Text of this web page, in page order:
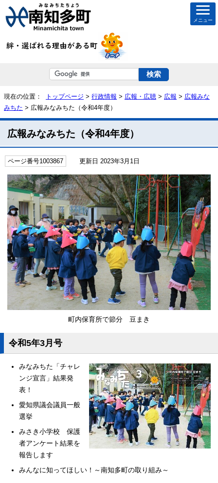
メニュー
現在の位置： トップページ > 行政情報 > 広報・広聴 > 広報 > 広報みな
みちた > 広報みなみちた（令和4年度）
広報みなみちた（令和4年度）
ページ番号1003867 更新日 2023年3月1日
町内保育所で節分 豆まき
令和5年3月号
みなみちた「チャレ
ンジ宣言」結果発
表！
愛知県議会議員一般
選挙
みさき小学校 保護
者アンケート結果を
報告します
みんなに知ってほしい！～南知多町の取り組み～